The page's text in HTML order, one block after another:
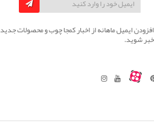
ایمیل ماهانه از اخبار کمجا چوب و محصولات جدید
خبر شوید.